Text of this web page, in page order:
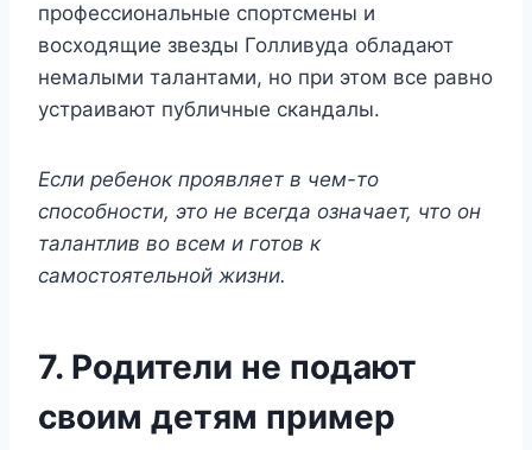
профессиональные спортсмены и
восходящие звезды Голливуда обладают
немалыми талантами, но при этом все равно
устраивают публичные скандалы.
Если ребенок проявляет в чем-то
способности, это не всегда означает, что он
талантлив во всем и готов к
самостоятельной жизни.
7. Родители не подают
своим детям пример